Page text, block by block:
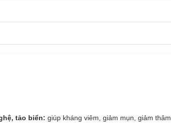
tảo biển: giúp kháng viêm, giảm mụn, giảm thâm.